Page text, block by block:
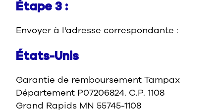
Étape 3 :
Envoyer à l'adresse correspondante :
États-Unis
Garantie de remboursement Tampax
Département P07206824. C.P. 1108
Grand Rapids MN 55745-1108